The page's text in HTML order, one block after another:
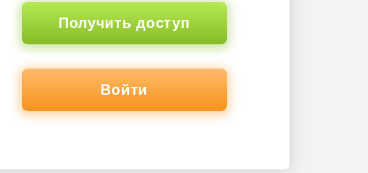
Получить доступ
Войти